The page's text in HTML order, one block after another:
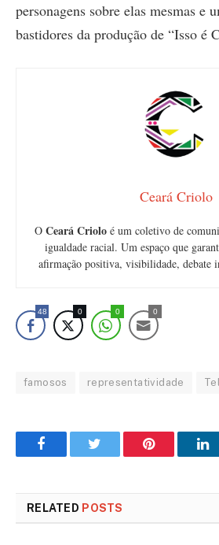
personagens sobre elas mesmas e
bastidores da produção de “Isso é
Ceará Criolo
O Ceará Crioloé um coletivo de
igualdade racial. Um espaço que
afirmação positiva, visibilidade, debate
48 0 0 0
famosos representatividade
FacebookTwitter Pinterest
RELATED POSTS